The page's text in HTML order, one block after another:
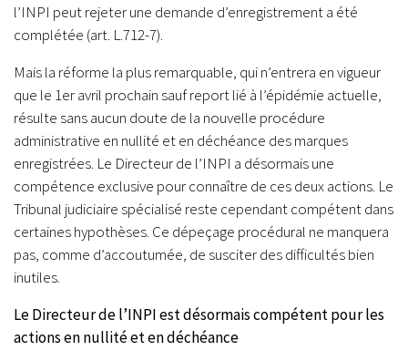
l’INPI peut rejeter une demande d’enregistrement a été
complétée (art. L.712-7).
Mais la réforme la plus remarquable, qui n’entrera en vigueur
que le 1er avril prochain sauf report lié à l’épidémie actuelle,
résulte sans aucun doute de la nouvelle procédure
administrative en nullité et en déchéance des marques
enregistrées. Le Directeur de l’INPI a désormais une
compétence exclusive pour connaître de ces deux actions. Le
Tribunal judiciaire spécialisé reste cependant compétent dans
certaines hypothèses. Ce dépeçage procédural ne manquera
pas, comme d’accoutumée, de susciter des difficultés bien
inutiles.
Le Directeur de l’INPI est désormais compétent pour les
actions en nullité et en déchéance